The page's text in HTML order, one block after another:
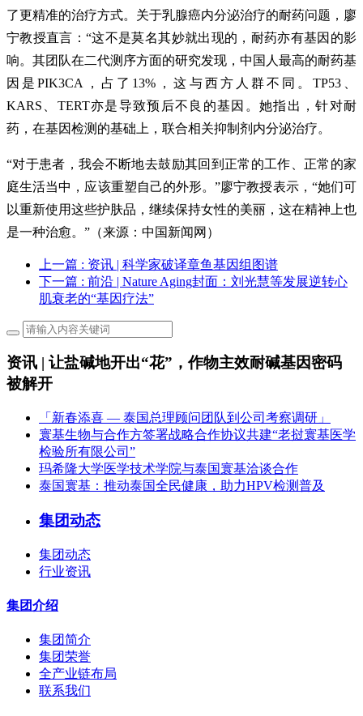
了更精准的治疗方式。关于乳腺癌内分泌治疗的耐药问题，廖
宁教授直言：“这不是莫名其妙就出现的，耐药亦有基因的影
响。其团队在二代测序方面的研究发现，中国人最高的耐药基
因是PIK3CA，占了13%，这与西方人群不同。TP53、
KARS、TERT亦是导致预后不良的基因。她指出，针对耐
药，在基因检测的基础上，联合相关抑制剂内分泌治疗。
“对于患者，我会不断地去鼓励其回到正常的工作、正常的家
庭生活当中，应该重塑自己的外形。”廖宁教授表示，“她们可
以重新使用这些护肤品，继续保持女性的美丽，这在精神上也
是一种治愈。”（来源：中国新闻网）
上一篇 : 资讯 | 科学家破译章鱼基因组图谱
下一篇 : 前沿 | Nature Aging封面：刘光慧等发展逆转心
肌衰老的“基因疗法”
资讯 | 让盐碱地开出“花”，作物主效耐碱基因密码
被解开
「新春添喜 — 泰国总理顾问团队到公司考察调研」
寰基生物与合作方签署战略合作协议共建“老挝寰基医学
检验所有限公司”
玛希隆大学医学技术学院与泰国寰基洽谈合作
泰国寰基：推动泰国全民健康，助力HPV检测普及
集团动态
集团动态
行业资讯
集团介绍
集团简介
集团荣誉
全产业链布局
联系我们